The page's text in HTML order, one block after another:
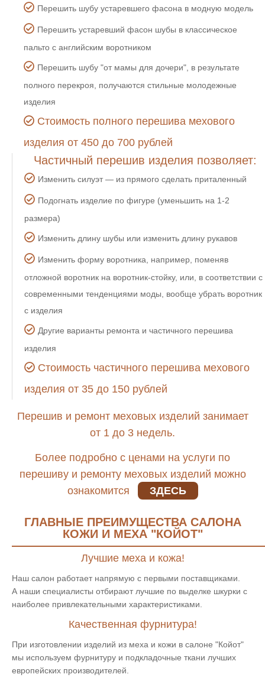
Перешить шубу устаревшего фасона в модную модель
Перешить устаревший фасон шубы в классическое
пальто с английским воротником
Перешить шубу "от мамы для дочери", в результате
полного перекроя, получаются стильные молодежные
изделия
Стоимость полного перешива мехового
изделия от 450 до 700 рублей
Частичный перешив изделия позволяет:
Изменить силуэт — из прямого сделать приталенный
Подогнать изделие по фигуре (уменьшить на 1-2
размера)
Изменить длину шубы или изменить длину рукавов
Изменить форму воротника, например, поменяв
отложной воротник на воротник-стойку, или, в соответствии с
современными тенденциями моды, вообще убрать воротник
с изделия
Другие варианты ремонта и частичного перешива
изделия
Стоимость частичного перешива мехового
изделия от 35 до 150 рублей
Перешив и ремонт меховых изделий занимает
от 1 до 3 недель.
Более подробно с ценами на услуги по
перешиву и ремонту меховых изделий можно
ознакомится
ЗДЕСЬ
ГЛАВНЫЕ ПРЕИМУЩЕСТВА САЛОНА
КОЖИ И МЕХА "КОЙОТ"
Лучшие меха и кожа!
Наш салон работает напрямую с первыми поставщиками.
А наши специалисты отбирают лучшие по выделке шкурки с
наиболее привлекательными характеристиками.
Качественная фурнитура!
При изготовлении изделий из меха и кожи в салоне "Койот"
мы используем фурнитуру и подкладочные ткани лучших
европейских производителей.